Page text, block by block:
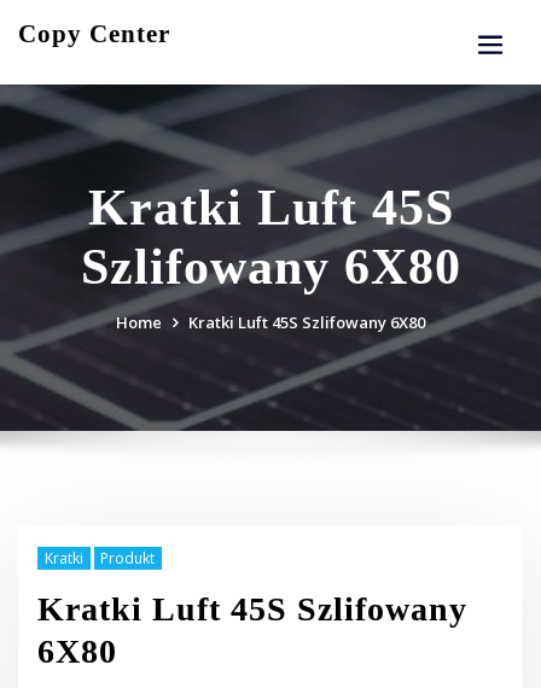
Copy Center
Kratki Luft 45S
Szlifowany 6X80
Home Kratki Luft 45S Szlifowany 6X80
Kratki Produkt
Kratki Luft 45S Szlifowany
6X80